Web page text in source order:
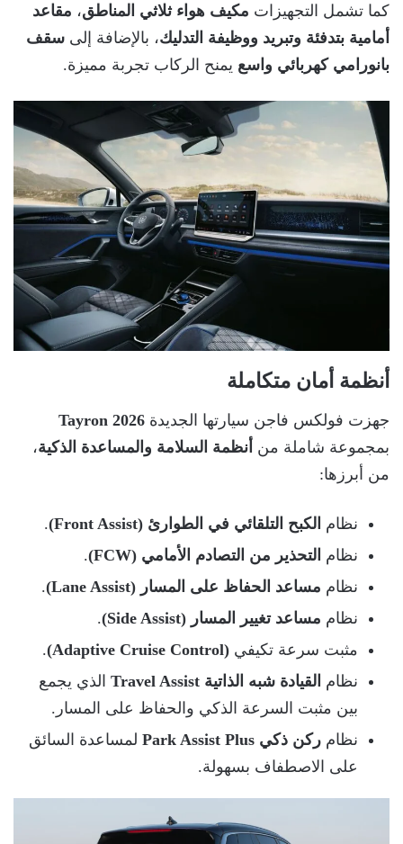
كما تشمل التجهيزات مكيف هواء ثلاثي المناطق، مقاعد
أمامية بتدفئة وتبريد ووظيفة التدليك، بالإضافة إلى سقف
بانورامي كهربائي واسع يمنح الركاب تجربة مميزة.
أنظمة أمان متكاملة
جهزت فولكس فاجن سيارتها الجديدة Tayron 2026
بمجموعة شاملة من أنظمة السلامة والمساعدة الذكية،
من أبرزها:
نظام الكبح التلقائي في الطوارئ (Front Assist)
.
نظام التحذير من التصادم الأمامي (FCW)
.
نظام مساعد الحفاظ على المسار (Lane Assist)
.
نظام مساعد تغيير المسار (Side Assist)
.
مثبت سرعة تكيفي (Adaptive Cruise Control)
.
نظام القيادة شبه الذاتية Travel Assist
الذي يجمع
بين مثبت السرعة الذكي والحفاظ على المسار.
نظام ركن ذكي Park Assist Plus
لمساعدة السائق
على الاصطفاف بسهولة.